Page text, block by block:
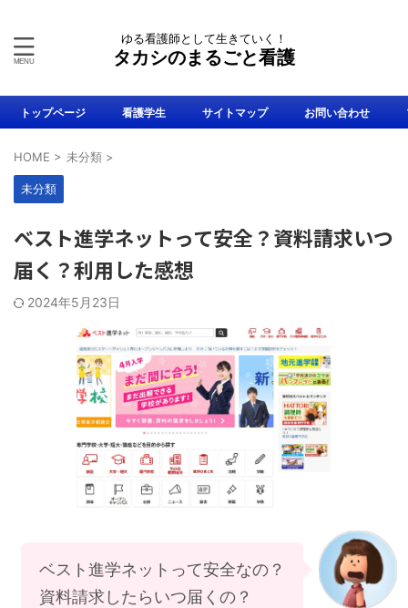
ゆる看護師として生きていく！
タカシのまるごと看護
トップページ 看護学生 サイトマップ お問い合わせ
HOME > 未分類 >
未分類
ベスト進学ネットって安全？資料請求いつ
届く？利用した感想
2024年5月23日
ベスト進学ネットって安全なの？
資料請求したらいつ届くの？